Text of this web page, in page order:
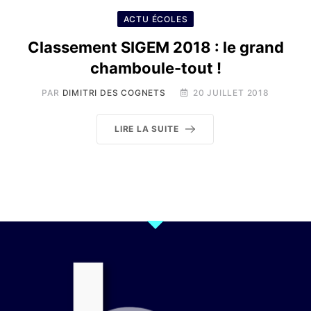
ACTU ÉCOLES
Classement SIGEM 2018 : le grand
chamboule-tout !
PAR DIMITRI DES COGNETS 20 JUILLET 2018
LIRE LA SUITE